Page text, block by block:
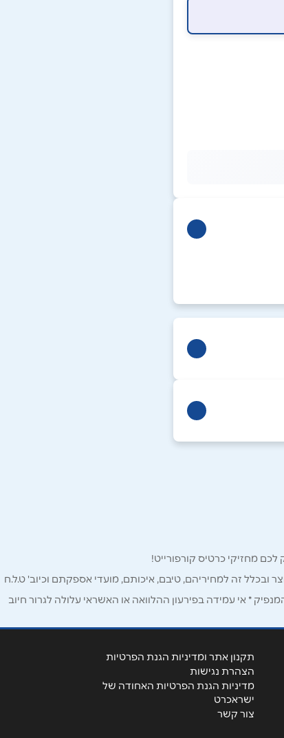
ובכלל זה למחיריהם, טיבם, איכותם, מועדי אספקתם וכיוב' ט.ל.ח
* אי עמידה בפירעון ההלוואה או האשראי עלולה לגרור חיוב
תקנון אתר ומדיניות הגנת הפרטיות
הצהרת נגישות
מדיניות הגנת הפרטיות האחודה של
ישראכרט
צור קשר